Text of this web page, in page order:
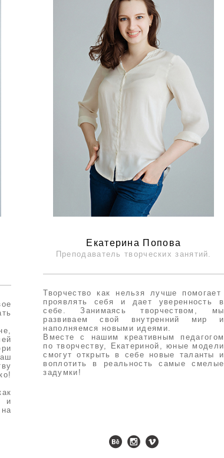
и
Екатерина Попова
Преподаватель творческих занятий.
Творчество как нельзя лучше помогает
проявлять себя и дает уверенность в
себе. Занимаясь творчеством, мы
развиваем свой внутренний мир и
наполняемся новыми идеями.
Вместе с нашим креативным педагогом
по творчеству, Екатериной, юные модели
смогут открыть в себе новые таланты и
воплотить в реальность самые смелые
задумки!